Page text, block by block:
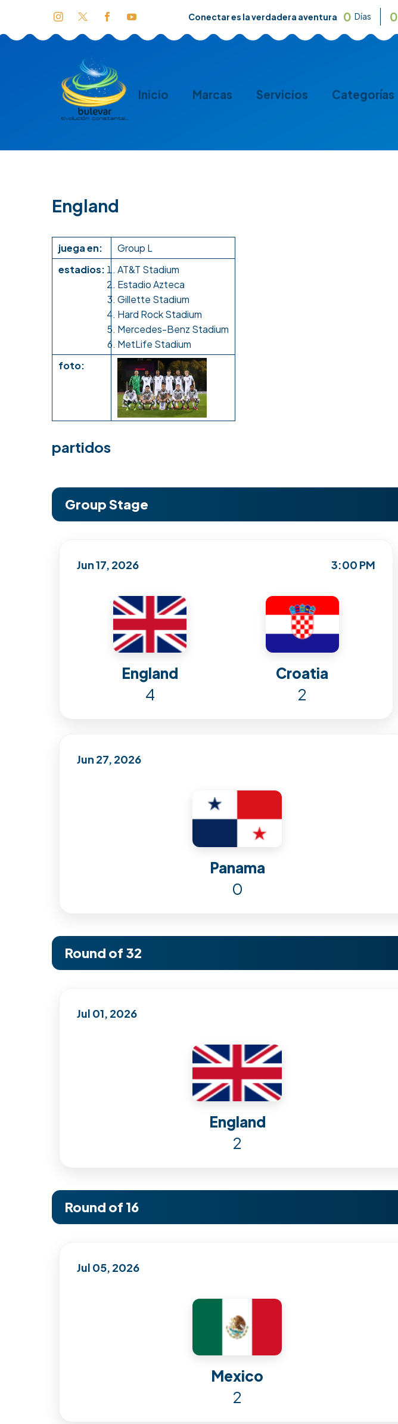
Conectar es la verdadera aventura 0 Días 0
Inicio Marcas Servicios Categorías
England
juega en:
Group L
estadios:
AT&T Stadium
Estadio Azteca
Gillette Stadium
Hard Rock Stadium
Mercedes-Benz Stadium
MetLife Stadium
foto:
partidos
Group Stage
Jun 17, 2026 3:00 PM
England Croatia
4 2
Jun 27, 2026
Panama
0
Round of 32
Jul 01, 2026
England
2
Round of 16
Jul 05, 2026
Mexico
2